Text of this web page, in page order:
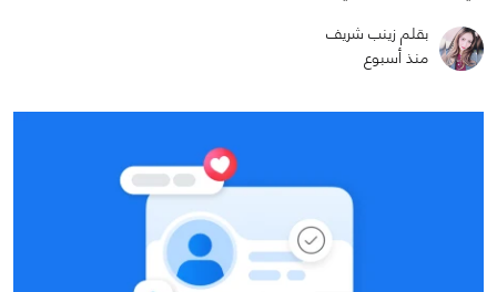
بقلم زينب شريف
منذ أسبوع